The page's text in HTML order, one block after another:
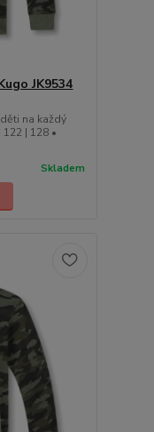
JK9534
na každý
| 128 •
Skladem